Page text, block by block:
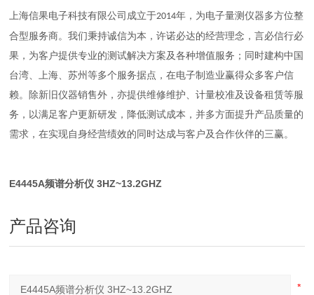
上海信果电子科技有限公司成立于2014年，为电子量测仪器多方位整
合型服务商。我们秉持诚信为本，许诺必达的经营理念，言必信行必
果，为客户提供专业的测试解决方案及各种增值服务；同时建构中国
台湾、上海、苏州等多个服务据点，在电子制造业赢得众多客户信
赖。除新旧仪器销售外，亦提供维修维护、计量校准及设备租赁等服
务，以满足客户更新研发，降低测试成本，并多方面提升产品质量的
需求，在实现自身经营绩效的同时达成与客户及合作伙伴的三赢。
E4445A频谱分析仪 3HZ~13.2GHZ
产品咨询